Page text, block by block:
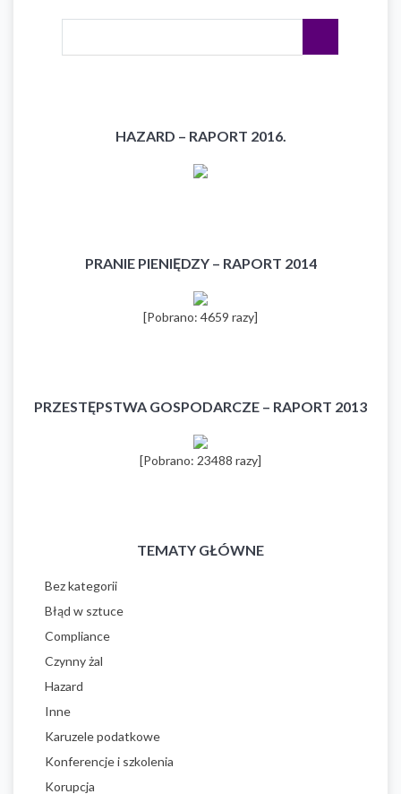
HAZARD – RAPORT 2016.
PRANIE PIENIĘDZY – RAPORT 2014
[Pobrano: 4659 razy]
PRZESTĘPSTWA GOSPODARCZE – RAPORT 2013
[Pobrano: 23488 razy]
TEMATY GŁÓWNE
Bez kategorii
Błąd w sztuce
Compliance
Czynny żal
Hazard
Inne
Karuzele podatkowe
Konferencje i szkolenia
Korupcja